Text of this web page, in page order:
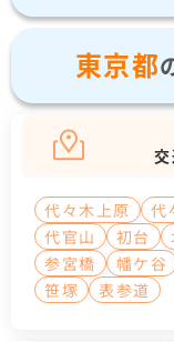
東京都
代々木上原 代
代官山
初台
参宮橋
幡ケ谷
笹塚
表参道